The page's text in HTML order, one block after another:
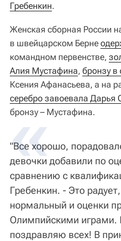
Гребенкин.
Женская сборная России
в швейцарском Берне
командном первенстве,
Алия Мустафина, бронзу
Ксения Афанасьева, а на
серебро завоевала Дарья
бронзу – Мустафина.
"Все хорошо,
девочки добавили по
сравнению с
Гребенкин. - Это
нормальный и оценки
Олимпийскими играми.
поздравляю всех! В